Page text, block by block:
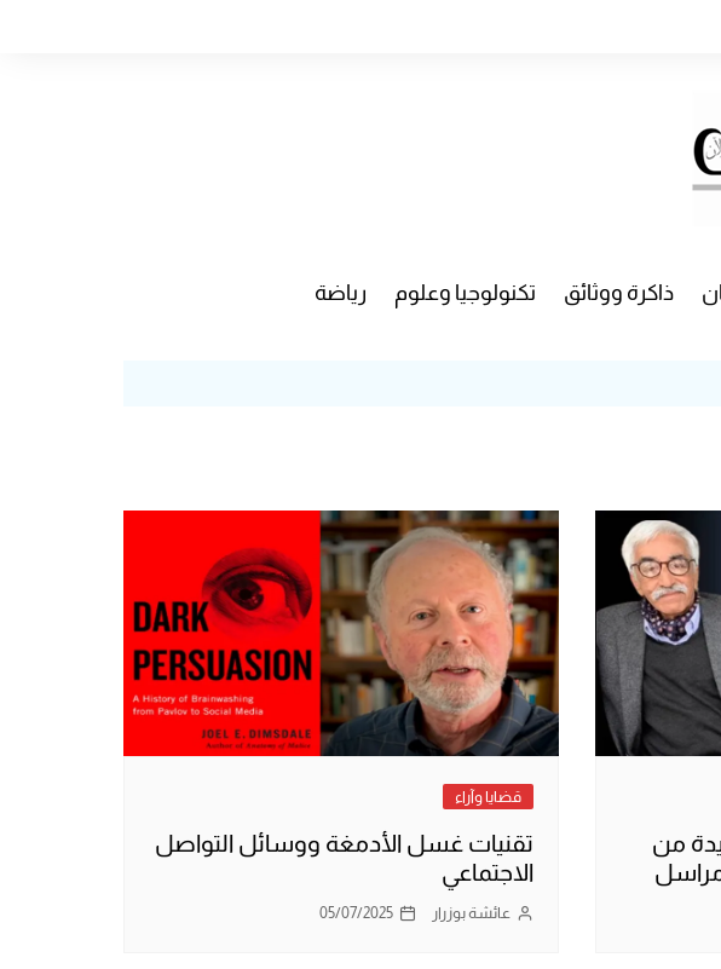
ذاكرة ووثائق تكنولوجيا وعلوم رياضة
من
قضايا وآراء
تقنيات غسل الأدمغة ووسائل التواصل
الاجتماعي
عائشة بوزرار 05/07/2025